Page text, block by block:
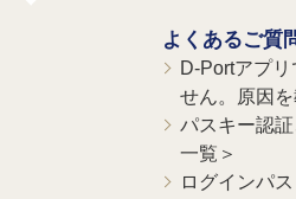
よくあるご質
D-Portアプ
せん。原因
パスキー認
一覧＞
ログインパ